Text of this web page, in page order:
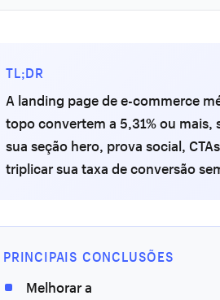
TL;DR
A landing page de e-commerce
topo convertem a 5,31% ou
sua seção hero, prova social,
triplicar sua taxa de conversão
PRINCIPAIS CONCLUSÕES
Melhorar a